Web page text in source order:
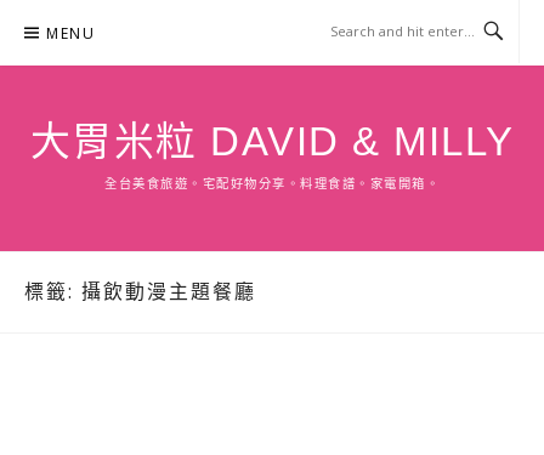
content
MENU
大胃米粒 DAVID & MILLY
全台美食旅遊。宅配好物分享。料理食譜。家電開箱。
標籤: 攝飲動漫主題餐廳